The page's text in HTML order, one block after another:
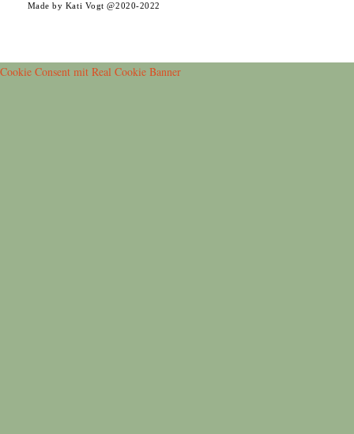
Made by Kati Vogt @2020-2022
Cookie Consent mit Real Cookie Banner